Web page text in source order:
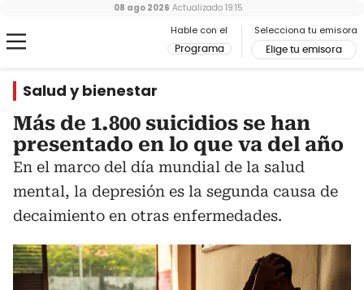
Hable con el
Programa
Selecciona tu emisora
Elige tu emisora
08 ago 2026 Actualizado 19:15
Salud y bienestar
Más de 1.800 suicidios se han
presentado en lo que va del año
En el marco del día mundial de la salud
mental, la depresión es la segunda causa de
decaimiento en otras enfermedades.